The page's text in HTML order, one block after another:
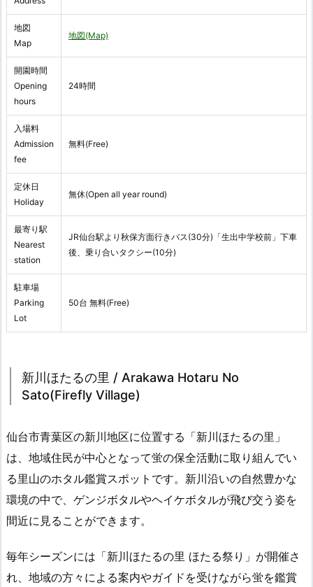
地図
Map
地図(Map)
開園時間
Opening
hours
24時間
入場料
Admission
fee
無料(Free)
定休日
Holiday
無休(Open all year round)
最寄り駅
Nearest
station
JR仙台駅より秋保方面行きバス(30分)「生出中学校前」下車
後、乗り合いタクシー(10分)
駐車場
Parking
Lot
50台 無料(Free)
新川ほたるの里 / Arakawa Hotaru No
Sato(Firefly Village)
仙台市青葉区の新川地区に位置する「新川ほたるの里」
は、地域住民が中心となって蛍の保全活動に取り組んでい
る里山のホタル鑑賞スポットです。新川沿いの自然豊かな
環境の中で、ゲンジボタルやヘイケボタルが飛び交う姿を
間近に見ることができます。
毎年シーズンには「新川ほたるの里 ほたる祭り」が開催さ
れ、地域の方々による案内やガイドを受けながら蛍を鑑賞